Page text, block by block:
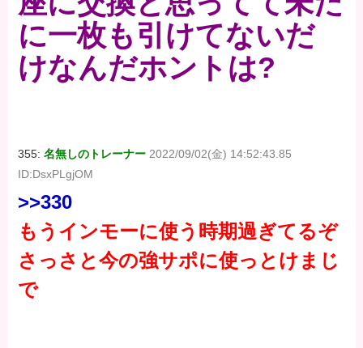
に一枚も引けてないだ
けなんだホントは?
355:名無しのトレーナー 2022/09/02(金) 14:52:43.85
ID:DsxPLgjOM
>>330
もうインモーに使う時期過ぎてるぞ
さっさと今の強サポに使っとけまじ
で